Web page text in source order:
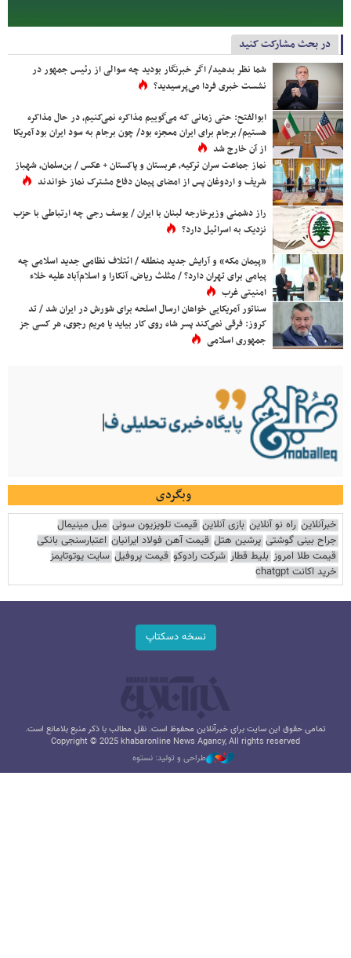
در بحث مشارکت کنید
شما نظر بدهید/ اگر خبرنگار بودید چه سوالی از رئیس جمهور در
نشست خبری فردا می‌پرسیدید؟
ابوالفتح: حتی زمانی که می‌گوییم مذاکره نمی‌کنیم، در حال مذاکره
هستیم/ برجام برای ایران معجزه بود/ چون برجام به سود ایران بود آمریکا
از آن خارج شد
نماز جماعت سران ترکیه، عربستان و پاکستان + عکس / بن‌سلمان، شهباز
شریف و اردوغان پس از امضای پیمان دفاع مشترک نماز خواندند
راز دشمنی وزیرخارجه لبنان با ایران / یوسف رجی چه ارتباطی با حزب
نزدیک به اسرائیل دارد؟
«پیمان مکه» و آرایش جدید منطقه / ائتلاف نظامی جدید اسلامی چه
پیامی برای تهران دارد؟ / مثلث ریاض، آنکارا و اسلام‌آباد علیه خلاء
امنیتی غرب
سناتور آمریکایی خواهان ارسال اسلحه برای شورش در ایران شد / تد
کروز: فرقی نمی‌کند پسر شاه روی کار بیاید یا مریم رجوی، هر کسی جز
جمهوری اسلامی
وبگردی
خبرآنلاین راه نو آنلاین بازی آنلاین قیمت تلویزیون سونی مبل مینیمال
جراح بینی گوشتی پرشین هتل قیمت آهن فولاد ایرانیان اعتبارسنجی بانکی
قیمت طلا امروز بلیط قطار شرکت رادوکو قیمت پروفیل سایت یوتوتایمز
خرید اکانت chatgpt
نسخه دسکتاپ
تمامی حقوق این سایت برای خبرآنلاین محفوظ است. نقل مطالب با ذکر منبع بلامانع است.
Copyright © 2025 khabaronline News Agancy, All rights reserved
طراحی و تولید: نستوه